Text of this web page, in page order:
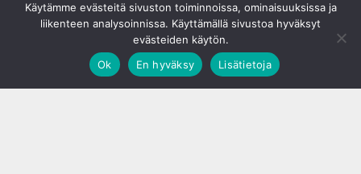
Käytämme evästeitä sivuston toiminnoissa, ominaisuuksissa ja
liikenteen analysoinnissa. Käyttämällä sivustoa hyväksyt
evästeiden käytön.
Ok
En hyväksy Lisätietoja